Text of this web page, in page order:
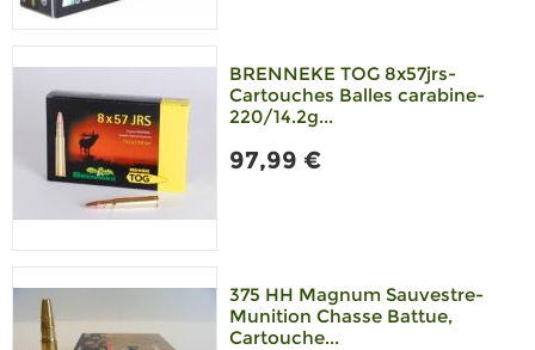
BRENNEKE TOG 8x57jrs-
Cartouches Balles carabine-
220/14.2g...
97,99 €
375 HH Magnum Sauvestre-
Munition Chasse Battue,
Cartouche...